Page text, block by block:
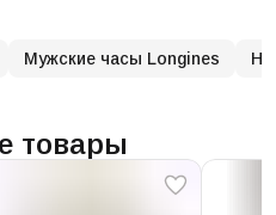
Мужские часы Longines
товары